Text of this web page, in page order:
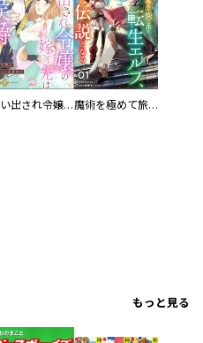
追い出され令嬢の嫁ぎ先は冷酷侯爵です 一途な熱に甘く包まれて（単話版） 魔術を極めて旅に出た転生エルフ、持て余した寿命で生ける伝説となる【分冊版】
もっと見る